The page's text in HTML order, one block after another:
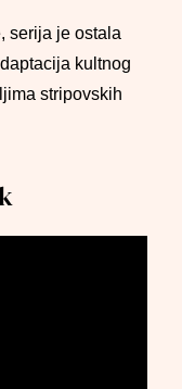
serija je ostala
kultnog
stripovskih